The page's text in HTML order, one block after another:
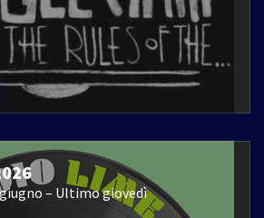
– Ultimo giovedì